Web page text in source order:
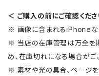
＜ ご購入の前にご確認くだ
※ 画像に含まれるiPhoneな
※ 当店の在庫管理は万全を
め、在庫切れになる場合がご
※ 素材や光の具合、ページを